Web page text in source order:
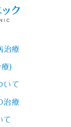
治療
)
いて
治療
て